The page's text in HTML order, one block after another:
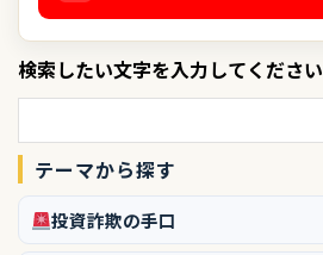
検索したい文字を入力してください
テーマから探す
投資詐欺の手口